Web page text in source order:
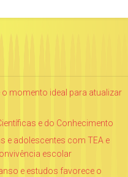
momento ideal para atualizar
e do Conhecimento
e adolescentes com TEA e
escolar
e estudos favorece o